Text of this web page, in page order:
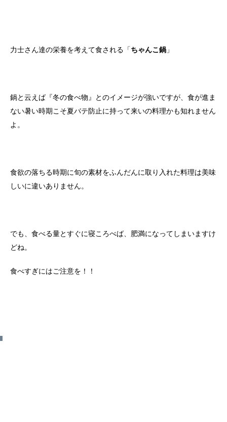
力士さん達の栄養を考えて食される「ちゃんこ鍋 」
鍋と云えば『冬の食べ物』とのイメージが強いですが、食が進ま
ない暑い時期こそ夏バテ防止に持って来いの料理かも知れません
よ。
食欲の落ちる時期に旬の素材をふんだんに取り入れた料理は美味
しいに違いありません。
でも、食べる量とすぐに寝ころべば、肥満になってしまいますけ
どね。
食べすぎにはご注意を！！